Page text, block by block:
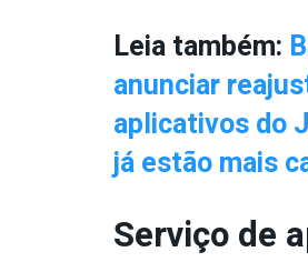
Leia também:
anunciar
aplicativos do
já estão mais
Serviço de